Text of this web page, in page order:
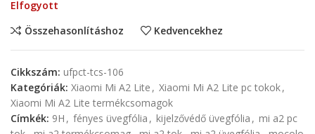
Elfogyott
Összehasonlításhoz
Kedvencekhez
Cikkszám: ufpct-tcs-106
Kategóriák: Xiaomi Mi A2 Lite , Xiaomi Mi A2 Lite pc tokok,
Xiaomi Mi A2 Lite termékcsomagok
Címkék: 9H , fényes üvegfólia , kijelzővédő üvegfólia , mi a2 pc